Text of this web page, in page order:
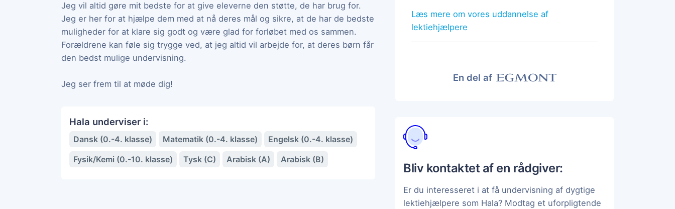
Jeg vil altid gøre mit bedste for at give eleverne den støtte, de har brug for.
Jeg er her for at hjælpe dem med at nå deres mål og sikre, at de har de bedste
muligheder for at klare sig godt og være glad for forløbet med os sammen.
Forældrene kan føle sig trygge ved, at jeg altid vil arbejde for, at deres børn får
den bedst mulige undervisning.
Jeg ser frem til at møde dig!
Hala underviser i:
Dansk (0.-4. klasse) Matematik (0.-4. klasse)
Engelsk (0.-4. klasse)
Fysik/Kemi (0.-10. klasse)
Tysk (C) Arabisk (A) Arabisk (B)
Læs mere om vores uddannelse af
lektiehjælpere
En del af
Bliv kontaktet af en rådgiver:
Er du interesseret i at få undervisning af dygtige
lektiehjælpere som Hala? Modtag et uforpligtende